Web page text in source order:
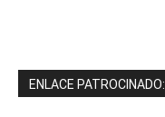
ENLACE PATROCINADO: